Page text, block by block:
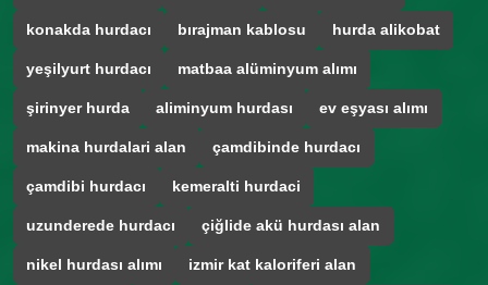
konakda hurdacı bırajman kablosu hurda alikobat
yeşilyurt hurdacı matbaa alüminyum alımı
şirinyer hurda aliminyum hurdası ev eşyası alımı
makina hurdalari alan çamdibinde hurdacı
çamdibi hurdacı kemeralti hurdaci
uzunderede hurdacı çiğlide akü hurdası alan
nikel hurdası alımı izmir kat kaloriferi alan